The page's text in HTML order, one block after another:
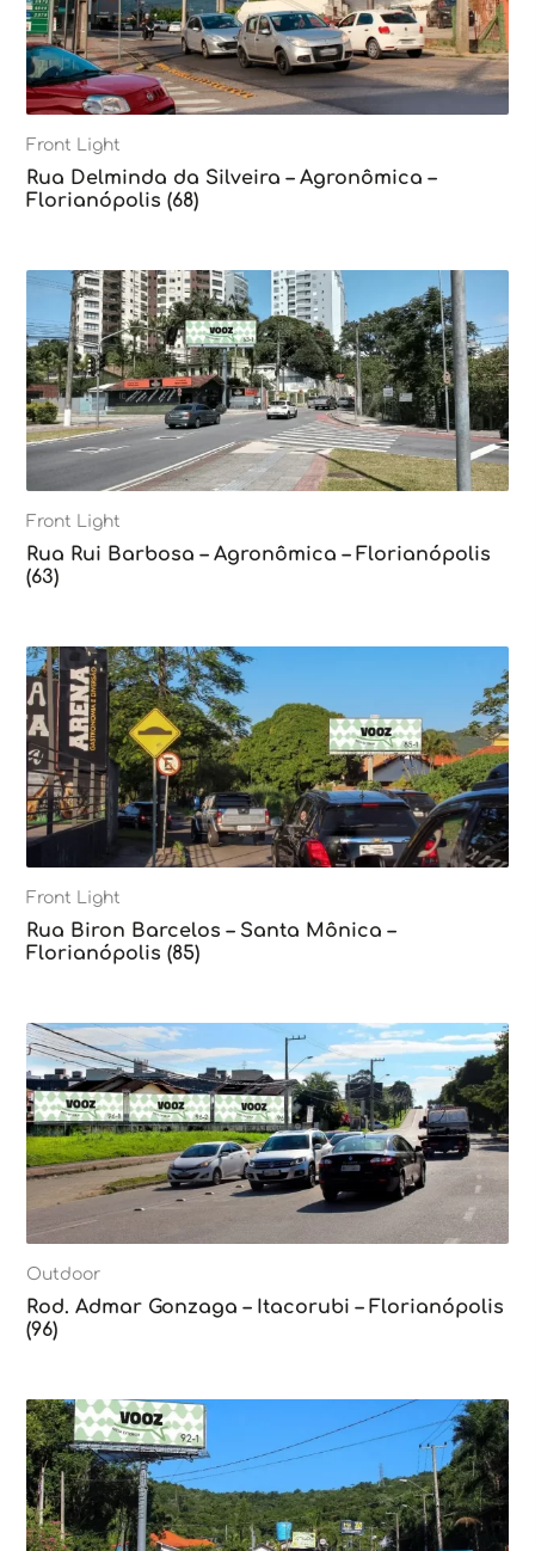
Front Light
Rua Delminda da Silveira – Agronômica –
Florianópolis (68)
Front Light
Rua Rui Barbosa – Agronômica – Florianópolis
(63)
Front Light
Rua Biron Barcelos – Santa Mônica –
Florianópolis (85)
Outdoor
Rod. Admar Gonzaga – Itacorubi – Florianópolis
(96)